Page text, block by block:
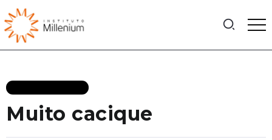
Muito cacique